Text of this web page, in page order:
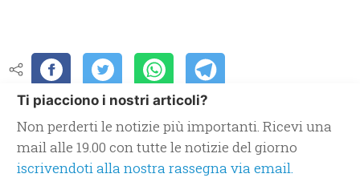
Ti piacciono i nostri articoli?
Non perderti le notizie più importanti. Ricevi una
mail alle 19.00 con tutte le notizie del giorno
iscrivendoti alla nostra rassegna via email.